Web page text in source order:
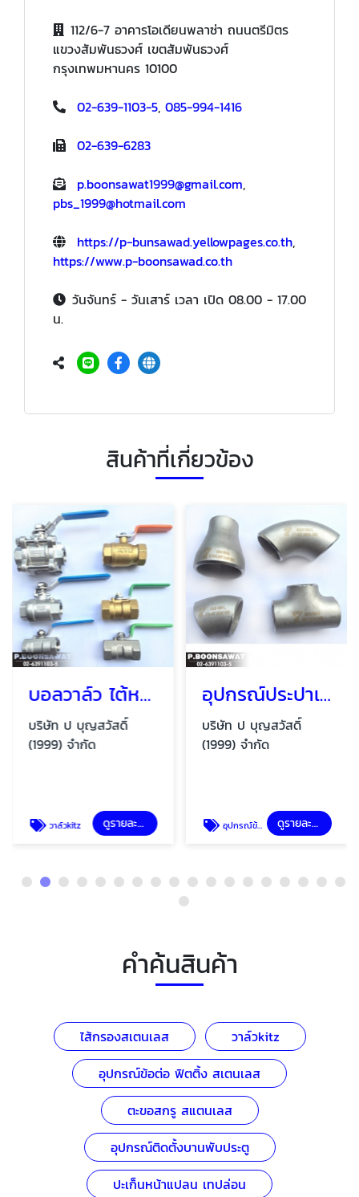
112/6-7 อาคารโอเดียนพลาซ่า ถนนตรีมิตร
แขวงสัมพันธวงศ์ เขตสัมพันธวงศ์
กรุงเทพมหานคร 10100
02-639-1103-5, 085-994-1416
02-639-6283
p.boonsawat1999@gmail.com,
pbs_1999@hotmail.com
https://p-bunsawad.yellowpages.co.th,
https://www.p-boonsawad.co.th
วันจันทร์ - วันเสาร์ เวลา เปิด 08.00 - 17.00
น.
สินค้าที่เกี่ยวข้อง
บอลวาล์ว ไต้หวัน ญี่ปุ่น
บริษัท ป บุญสวัสดิ์
(1999) จำกัด
วาล์วkitz ดูรายละเอียด
อุปกรณ์ประปาเชื่อม Welding fittings,stainless steel pipe
บริษัท ป บุญสวัสดิ์
(1999) จำกัด
อุปกรณ์ข้อต่อ ฟิตติ้ง สเตนเลส ดูรายละเอียด
คำค้นสินค้า
ไส้กรองสเตนเลส
วาล์วkitz
อุปกรณ์ข้อต่อ ฟิตติ้ง สเตนเลส
ตะขอสกรู สแตนเลส
อุปกรณ์ติดตั้งบานพับประตู
ปะเก็นหน้าแปลน เทปล่อน